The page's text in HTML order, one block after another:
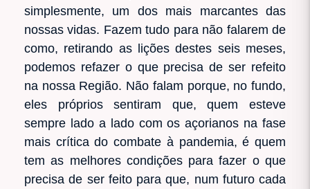
simplesmente, um dos mais marcantes das
nossas vidas. Fazem tudo para não falarem de
como, retirando as lições destes seis meses,
podemos refazer o que precisa de ser refeito
na nossa Região. Não falam porque, no fundo,
eles próprios sentiram que, quem esteve
sempre lado a lado com os açorianos na fase
mais crítica do combate à pandemia, é quem
tem as melhores condições para fazer o que
precisa de ser feito para que, num futuro cada